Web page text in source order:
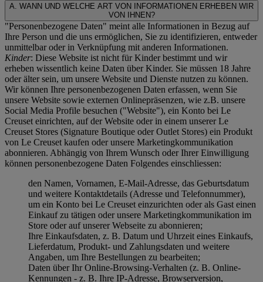
A. WANN UND WELCHE ART VON INFORMATIONEN ERHEBEN WIR
VON IHNEN?
"Personenbezogene Daten" meint alle Informationen in Bezug auf
Ihre Person und die uns ermöglichen, Sie zu identifizieren, entweder
unmittelbar oder in Verknüpfung mit anderen Informationen.
Kinder: Diese Website ist nicht für Kinder bestimmt und wir
erheben wissentlich keine Daten über Kinder. Sie müssen 18 Jahre
oder älter sein, um unsere Website und Dienste nutzen zu können.
Wir können Ihre personenbezogenen Daten erfassen, wenn Sie
unsere Website sowie externen Onlinepräsenzen, wie z.B. unsere
Social Media Profile besuchen ("Website"), ein Konto bei Le
Creuset einrichten, auf der Website oder in einem unserer Le
Creuset Stores (Signature Boutique oder Outlet Stores) ein Produkt
von Le Creuset kaufen oder unsere Marketingkommunikation
abonnieren. Abhängig von Ihrem Wunsch oder Ihrer Einwilligung
können personenbezogene Daten Folgendes einschliessen:
den Namen, Vornamen, E-Mail-Adresse, das Geburtsdatum
und weitere Kontaktdetails (Adresse und Telefonnummer),
um ein Konto bei Le Creuset einzurichten oder als Gast einen
Einkauf zu tätigen oder unsere Marketingkommunikation im
Store oder auf unserer Webseite zu abonnieren;
Ihre Einkaufsdaten, z. B. Datum und Uhrzeit eines Einkaufs,
Lieferdatum, Produkt- und Zahlungsdaten und weitere
Angaben, um Ihre Bestellungen zu bearbeiten;
Daten über Ihr Online-Browsing-Verhalten (z. B. Online-
Kennungen - z. B. Ihre IP-Adresse, Browserversion,